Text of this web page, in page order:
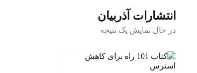
انتشارات آذربیان
در حال نمایش یک نتیجه